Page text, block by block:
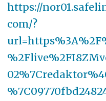
https://
com/?